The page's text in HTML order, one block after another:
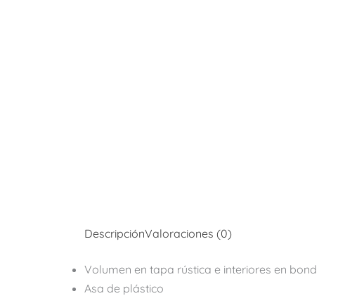
DescripciónValoraciones (0)
Volumen en tapa rústica e interiores en bond
Asa de plástico